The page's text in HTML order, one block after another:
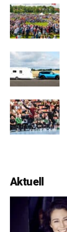
Aktuell